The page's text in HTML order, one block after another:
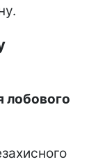
лобового